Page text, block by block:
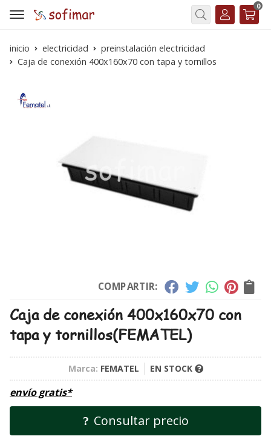
Buscar
0
inicio electricidad
preinstalación electricidad
Caja de conexión 400x160x70 con tapa y tornillos
COMPARTIR:
Caja de conexión 400x160x70 con
tapa y tornillos(FEMATEL)
Marca: FEMATEL EN STOCK
envío gratis*
Consultar precio